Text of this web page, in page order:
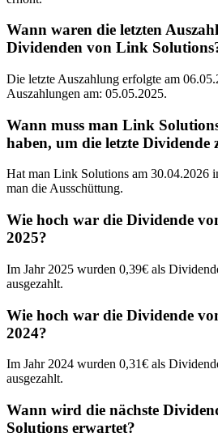
Wann waren die letzten
Dividenden von Link
Die letzte Auszahlung erfolgte am
Auszahlungen am: 05.05.2025.
Wann muss man Link
haben, um die letzte Dividende
Hat man Link Solutions am 30.04.2026
man die Ausschüttung.
Wie hoch war die Dividende
2025?
Im Jahr 2025 wurden 0,39€ als
ausgezahlt.
Wie hoch war die Dividende
2024?
Im Jahr 2024 wurden 0,31€ als
ausgezahlt.
Wann wird die nächste
Solutions erwartet?